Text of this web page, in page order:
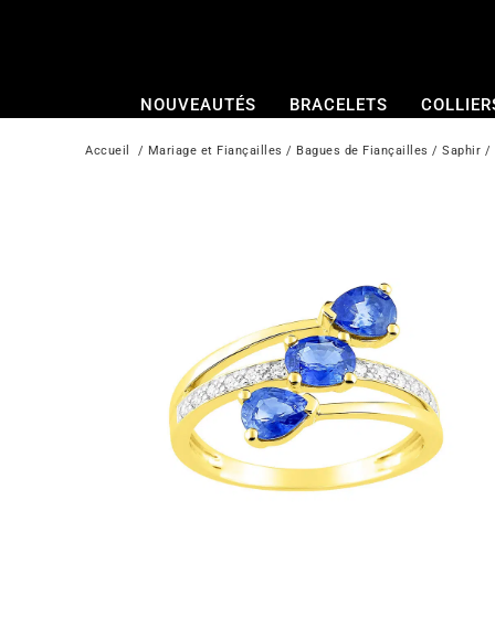
NOUVEAUTÉS BRACELETS
Accueil
  /
Mariage et Fiançailles / Bagues de Fiançailles / Saphir /